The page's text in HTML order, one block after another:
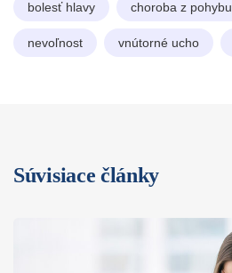
bolesť hlavy choroba z pohybu
nevoľnost vnútorné ucho
Súvisiace články